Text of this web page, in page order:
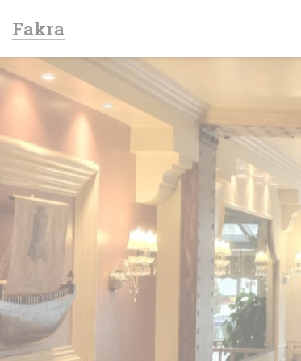
Fakra